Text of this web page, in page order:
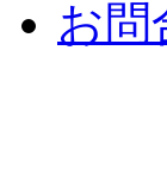
お問